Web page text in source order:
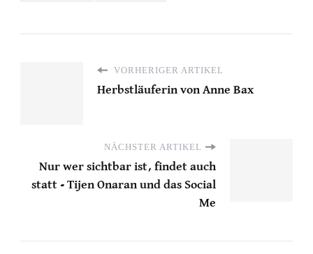
VORHERIGER ARTIKEL
Herbstläuferin von Anne Bax
NÄCHSTER ARTIKEL
Nur wer sichtbar ist, findet auch
statt - Tijen Onaran und das Social
Me